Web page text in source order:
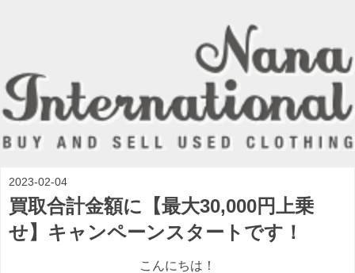
2023-02-04
買取合計金額に【最大30,000円上乗
せ】キャンペーンスタートです！
こんにちは！